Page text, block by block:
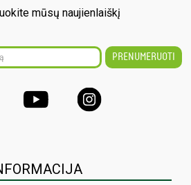
mūsų naujienlaiškį